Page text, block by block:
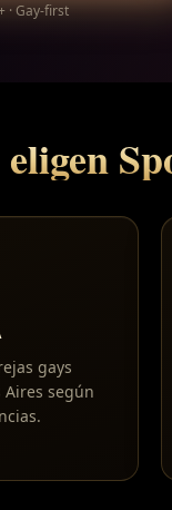
· Gay-first
gays
según